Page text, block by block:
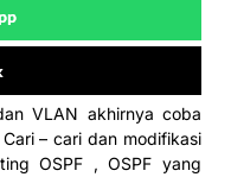
VLAN akhirnya coba
– cari dan modifikasi
OSPF , OSPF yang